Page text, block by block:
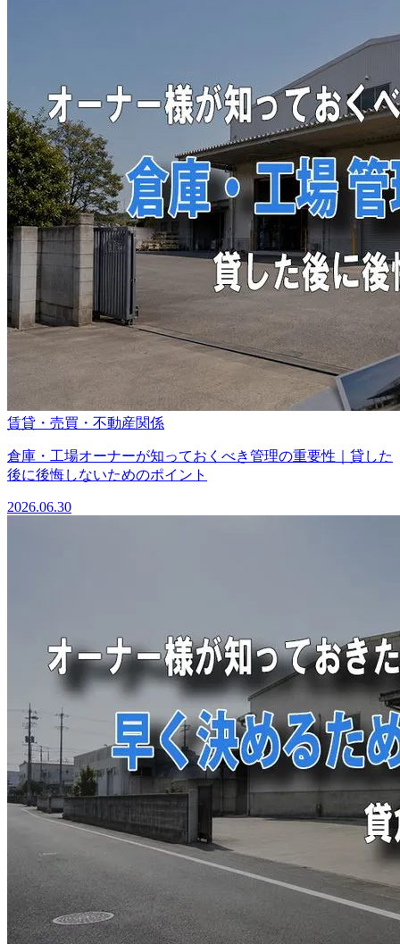
賃貸・売買・不動産関係
倉庫・工場オーナーが知っておくべき管理の重要性｜貸した
後に後悔しないためのポイント
2026.06.30